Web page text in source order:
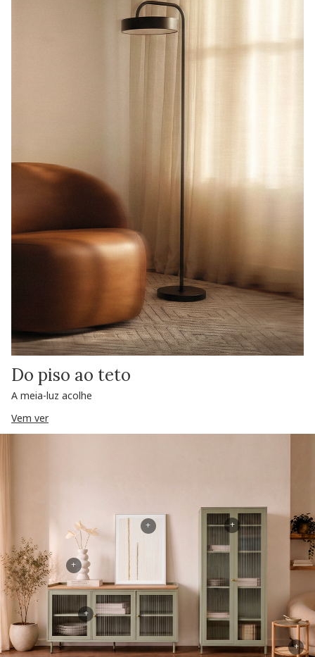
Do piso ao teto
A meia-luz acolhe
Vem ver
+
+
+
+
+